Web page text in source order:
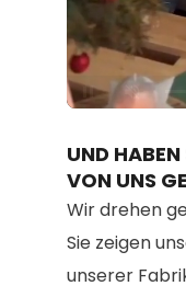
Unmute
UND HABEN
VON UNS
Wir drehen
Sie zeigen
unserer